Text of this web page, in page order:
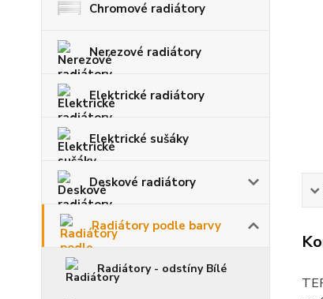
Chromové radiátory
Nerezové radiátory
Elektrické radiátory
Elektrické sušáky
Deskové radiátory
Radiátory podle barvy
Radiátory - odstíny Bílé